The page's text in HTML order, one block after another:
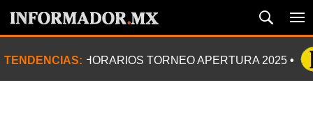
TENDENCIAS: HORARIOS TORNEO APERTURA 2025